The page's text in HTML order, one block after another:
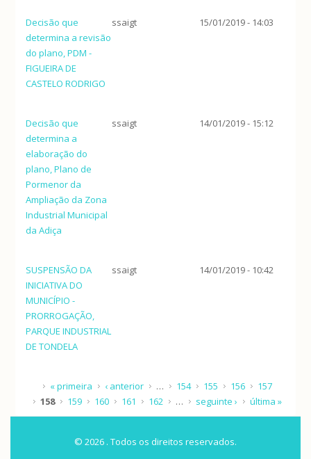
Decisão que
determina a revisão
do plano, PDM -
FIGUEIRA DE
CASTELO RODRIGO
ssaigt 15/01/2019 - 14:03
Decisão que
determina a
elaboração do
plano, Plano de
Pormenor da
Ampliação da Zona
Industrial Municipal
da Adiça
ssaigt 14/01/2019 - 15:12
SUSPENSÃO DA
INICIATIVA DO
MUNICÍPIO -
PRORROGAÇÃO,
PARQUE INDUSTRIAL
DE TONDELA
ssaigt 14/01/2019 - 10:42
Páginas
« primeira ‹ anterior … 154 155 156
157
158
159 160 161 162 … seguinte › última »
© 2026 . Todos os direitos reservados.